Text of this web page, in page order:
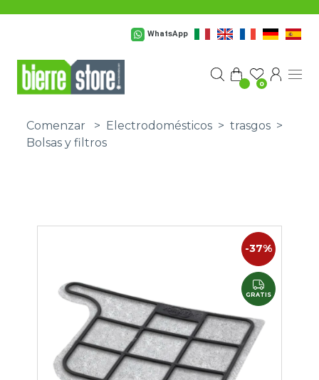
WhatsApp
0
Comenzar > Electrodomésticos > trasgos >
Bolsas y filtros
-37%
GRATIS